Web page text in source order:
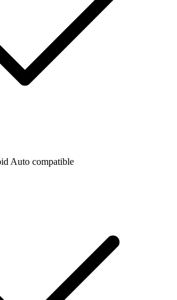
Auto compatible